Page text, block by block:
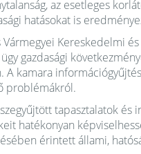
az esetleges
hatásokat is
Vármegyei Kereskedelmi
ügy gazdasági
A kamara
problémákról.
tapasztalatok és
hatékonyan
érintett állami,